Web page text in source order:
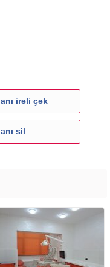
irəli çək
sil